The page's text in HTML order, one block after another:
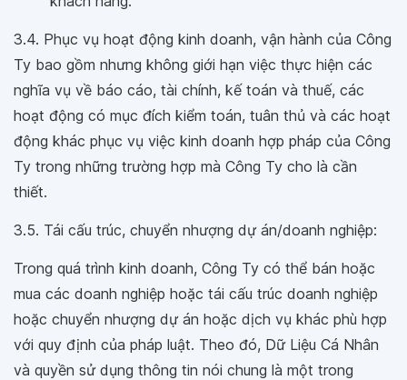
3.4. Phục vụ hoạt động kinh doanh, vận hành của Công
Ty bao gồm nhưng không giới hạn việc thực hiện các
nghĩa vụ về báo cáo, tài chính, kế toán và thuế, các
hoạt động có mục đích kiểm toán, tuân thủ và các hoạt
động khác phục vụ việc kinh doanh hợp pháp của Công
Ty trong những trường hợp mà Công Ty cho là cần
thiết.
3.5. Tái cấu trúc, chuyển nhượng dự án/doanh nghiệp:
Trong quá trình kinh doanh, Công Ty có thể bán hoặc
mua các doanh nghiệp hoặc tái cấu trúc doanh nghiệp
hoặc chuyển nhượng dự án hoặc dịch vụ khác phù hợp
với quy định của pháp luật. Theo đó, Dữ Liệu Cá Nhân
và quyền sử dụng thông tin nói chung là một trong